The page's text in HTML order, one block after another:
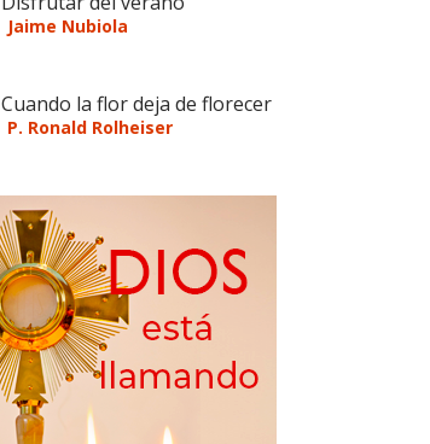
Jaime Nubiola
Cuando la flor deja de florecer
P. Ronald Rolheiser